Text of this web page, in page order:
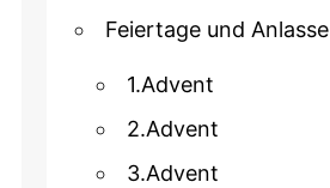
Feiertage und Anlasse
1.Advent
2.Advent
3.Advent